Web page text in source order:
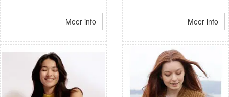
Meer info Meer info